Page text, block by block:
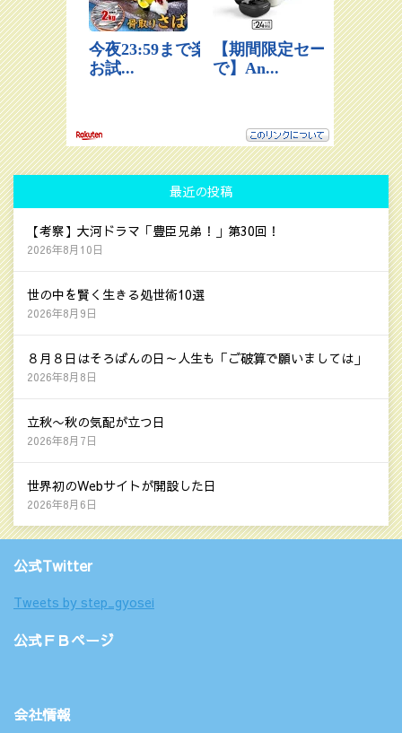
最近の投稿
【考察】大河ドラマ「豊臣兄弟！」第30回！
2026年8月10日
世の中を賢く生きる処世術10選
2026年8月9日
８月８日はそろばんの日～人生も「ご破算で願いましては」
2026年8月8日
立秋〜秋の気配が立つ日
2026年8月7日
世界初のWebサイトが開設した日
2026年8月6日
公式Twitter
Tweets by step_gyosei
公式ＦＢページ
会社情報